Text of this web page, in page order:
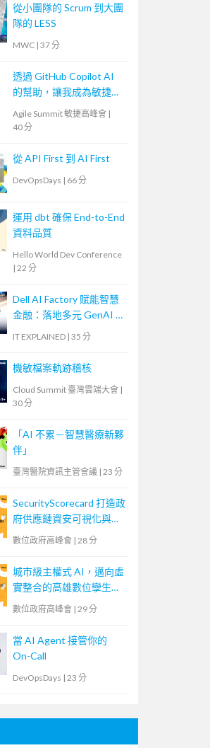
從小團隊的 Scrum 到大團
隊的 LESS
MWC | 37 分
透過 GitHub Copilot AI
的幫助，讓我成為敏捷開
Agile Summit 敏捷高峰會 |
40 分
從 API First 到 AI First
DevOpsDays | 66 分
運用 dbt 確保 End-to-End
資料品質
Hello World Dev Conference
| 22 分
Dell AI Factory 賦能智慧
金融：落地多元 GenAI 應
IT EXPLAINED | 35 分
機敏檔案軌跡稽核
Cloud Summit 臺灣雲端大會 |
30 分
「AI 不累－智慧醫療新夥
伴」
臺灣醫院資訊主管會議 | 23 分
SecurityScorecard 打造政
府供應鏈資安可視化與治
理機制
數位政府高峰會 | 28 分
城市級主權式 AI，邁向虛
實整合的高雄數位孿生平
臺
數位政府高峰會 | 29 分
當 AI Agent 接管你的
On-Call
DevOpsDays | 23 分